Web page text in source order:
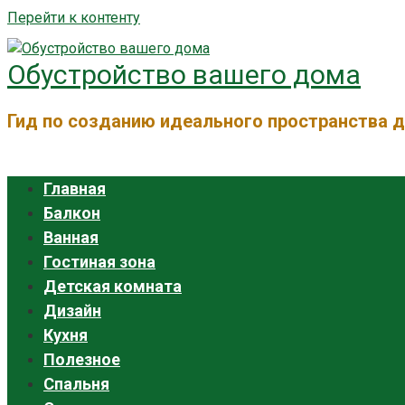
Перейти к контенту
Обустройство вашего дома
Гид по созданию идеального пространства
Главная
Балкон
Ванная
Гостиная зона
Детская комната
Дизайн
Кухня
Полезное
Спальня